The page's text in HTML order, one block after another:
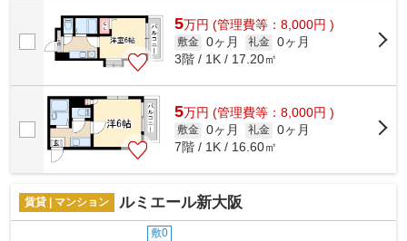
5万円 (管理費等：8,000円 )
敷金 0ヶ月 礼金 0ヶ月
3階 / 1K / 17.20㎡
5万円 (管理費等：8,000円 )
敷金 0ヶ月 礼金 0ヶ月
7階 / 1K / 16.60㎡
賃貸 | マンション ルミエール新大阪
敷0